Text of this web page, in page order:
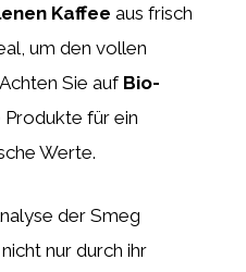
Kaffee aus frisch
um den vollen
Sie aufBio-
Produkte für ein
Werte.
der Smeg
nur durch ihr